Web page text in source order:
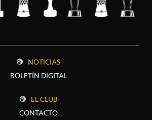
NOTICIAS
BOLETÍN DIGITAL
EL CLUB
CONTACTO